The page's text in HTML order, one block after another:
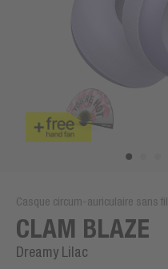
Casque circum-auriculaire sans fil
CLAM BLAZE
Dreamy Lilac